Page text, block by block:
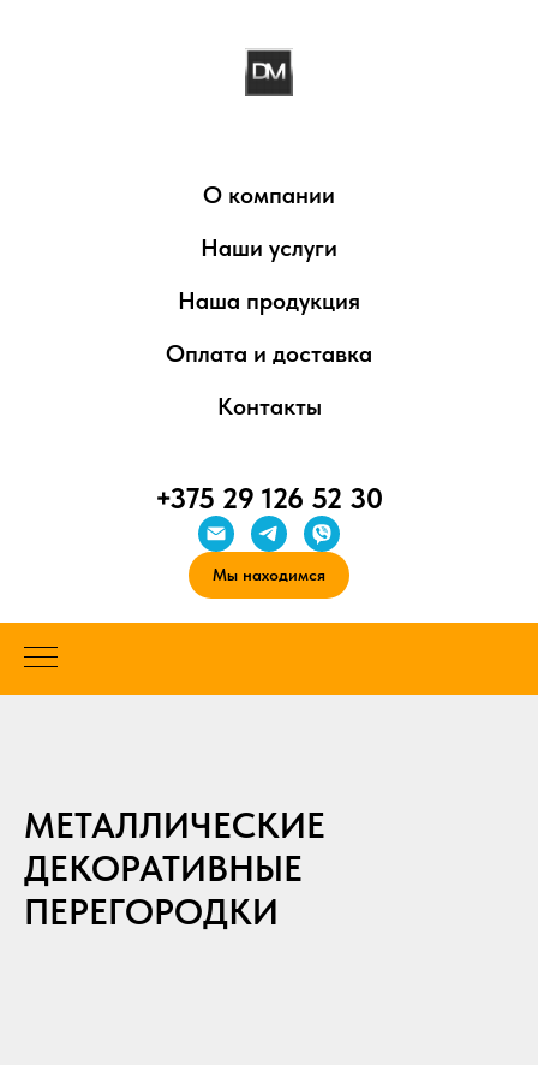
О компании
Наши услуги
Наша продукция
Оплата и доставка
Контакты
+375 29 126 52 30
Мы находимся
МЕТАЛЛИЧЕСКИЕ
ДЕКОРАТИВНЫЕ
ПЕРЕГОРОДКИ